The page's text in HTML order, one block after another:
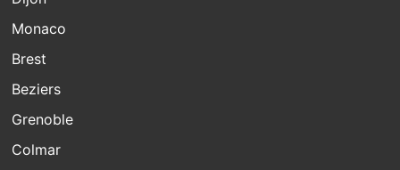
Monaco
Brest
Beziers
Grenoble
Colmar